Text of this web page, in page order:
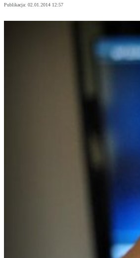
Publikacja: 02.01.2014 12:57